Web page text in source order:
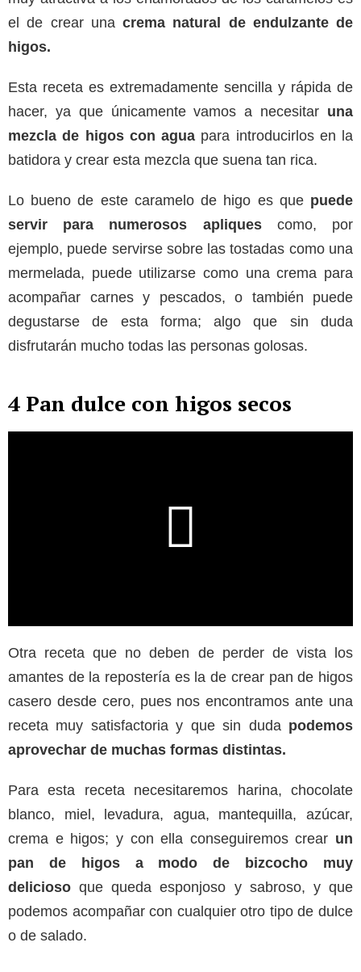
el de crear una crema natural de endulzante de
higos.
Esta receta es extremadamente sencilla y rápida de
hacer, ya que únicamente vamos a necesitar una
mezcla de higos con agua para introducirlos en la
batidora y crear esta mezcla que suena tan rica.
Lo bueno de este caramelo de higo es que puede
servir para numerosos apliquescomo, por
ejemplo, puede servirse sobre las tostadas como una
mermelada, puede utilizarse como una crema para
acompañar carnes y pescados, o también puede
degustarse de esta forma; algo que sin duda
disfrutarán mucho todas las personas golosas.
4 Pan dulce con higos secos
Otra receta que no deben de perder de vista los
amantes de la repostería es la de crear pan de higos
casero desde cero, pues nos encontramos ante una
receta muy satisfactoria y que sin duda podemos
aprovechar de muchas formas distintas.
Para esta receta necesitaremos harina, chocolate
blanco, miel, levadura, agua, mantequilla, azúcar,
crema e higos; y con ella conseguiremos crear un
pan de higos a modo de bizcocho muy
delicioso que queda esponjoso y sabroso, y que
podemos acompañar con cualquier otro tipo de dulce
o de salado.